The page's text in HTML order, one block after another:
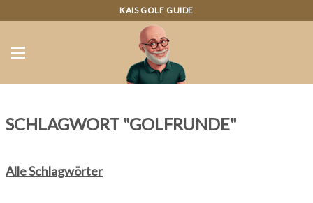
KAIS GOLF GUIDE
SCHLAGWORT "GOLFRUNDE"
Alle Schlagwörter